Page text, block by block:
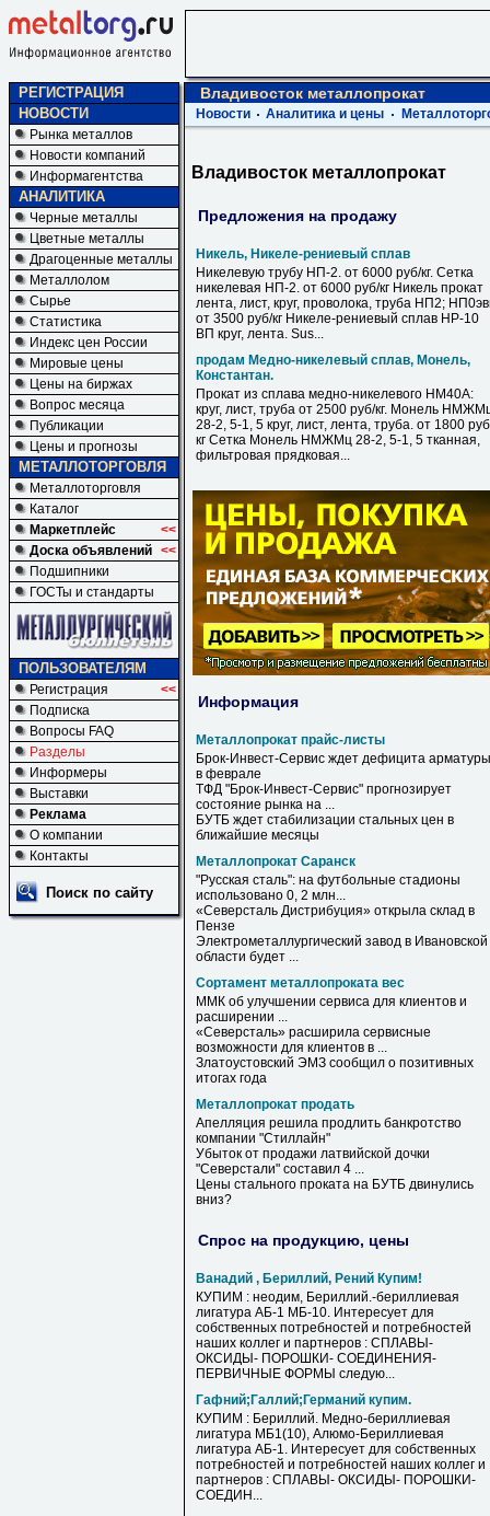
РЕГИСТРАЦИЯ
НОВОСТИ
Рынка металлов
Новости компаний
Информагентства
АНАЛИТИКА
Черные металлы
Цветные металлы
Драгоценные металлы
Металлолом
Сырье
Статистика
Индекс цен России
Мировые цены
Цены на биржах
Вопрос месяца
Публикации
Цены и прогнозы
МЕТАЛЛОТОРГОВЛЯ
Металлоторговля
Каталог
Маркетплейс
<<
Доска объявлений <<
Подшипники
ГОСТы и стандарты
ПОЛЬЗОВАТЕЛЯМ
Регистрация
<<
Подписка
Вопросы FAQ
Разделы
Информеры
Выставки
Реклама
О компании
Контакты
Поиск по сайту
Владивосток металлопрокат
Новости Аналитика и цены
Владивосток металлопрокат
Предложения на продажу
Никель, Никеле-рениевый сплав
Никелевую трубу НП-2. от 6000 руб/кг. Сетка
никелевая НП-2. от 6000 руб/кг Никель прокат
лента, лист, круг, проволока, труба НП2;
от 3500 руб/кг Никеле-рениевый сплав НР-10
ВП круг, лента. Sus...
продам Медно-никелевый сплав, Монель,
Константан.
Прокат из сплава медно-никелевого НМ40А:
круг, лист, труба от 2500 руб/кг. Монель
28-2, 5-1, 5 круг, лист, лента, труба. от 1800
кг Сетка Монель НМЖМц 28-2, 5-1, 5 тканная,
фильтровая прядковая...
Информация
Металлопрокат прайс-листы
Брок-Инвест-Сервис ждет дефицита арматуры
в феврале
ТФД "Брок-Инвест-Сервис" прогнозирует
состояние рынка на ...
БУТБ ждет стабилизации стальных цен в
ближайшие месяцы
Металлопрокат Саранск
"Русская сталь": на футбольные стадионы
использовано 0, 2 млн...
«Северсталь Дистрибуция» открыла склад в
Пензе
Электрометаллургический завод в Ивановской
области будет ...
Сортамент металлопроката вес
ММК об улучшении сервиса для клиентов и
расширении ...
«Северсталь» расширила сервисные
возможности для клиентов в ...
Златоустовский ЭМЗ сообщил о позитивных
итогах года
Металлопрокат продать
Апелляция решила продлить банкротство
компании "Стиллайн"
Убыток от продажи латвийской дочки
"Северстали" составил 4 ...
Цены стального проката на БУТБ двинулись
вниз?
Спрос на продукцию, цены
Ванадий , Бериллий, Рений Купим!
КУПИМ : неодим, Бериллий.-бериллиевая
лигатура АБ-1 МБ-10. Интересует для
собственных потребностей и потребностей
наших коллег и партнеров : СПЛАВЫ-
ОКСИДЫ- ПОРОШКИ- СОЕДИНЕНИЯ-
ПЕРВИЧНЫЕ ФОРМЫ следую...
Гафний;Галлий;Германий купим.
КУПИМ : Бериллий. Медно-бериллиевая
лигатура МБ1(10), Алюмо-Бериллиевая
лигатура АБ-1. Интересует для собственных
потребностей и потребностей наших коллег и
партнеров : СПЛАВЫ- ОКСИДЫ- ПОРОШКИ-
СОЕДИН...